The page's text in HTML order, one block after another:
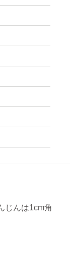
じんは1cm角